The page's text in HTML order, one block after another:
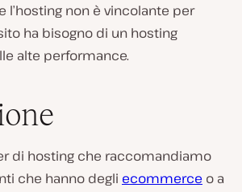
l’hosting non è vincolante per
ha bisogno di un hosting
alte performance.
di hosting che raccomandiamo
che hanno degli ecommerce o a